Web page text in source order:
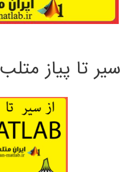
سیر تا پیاز متلب MATLAB